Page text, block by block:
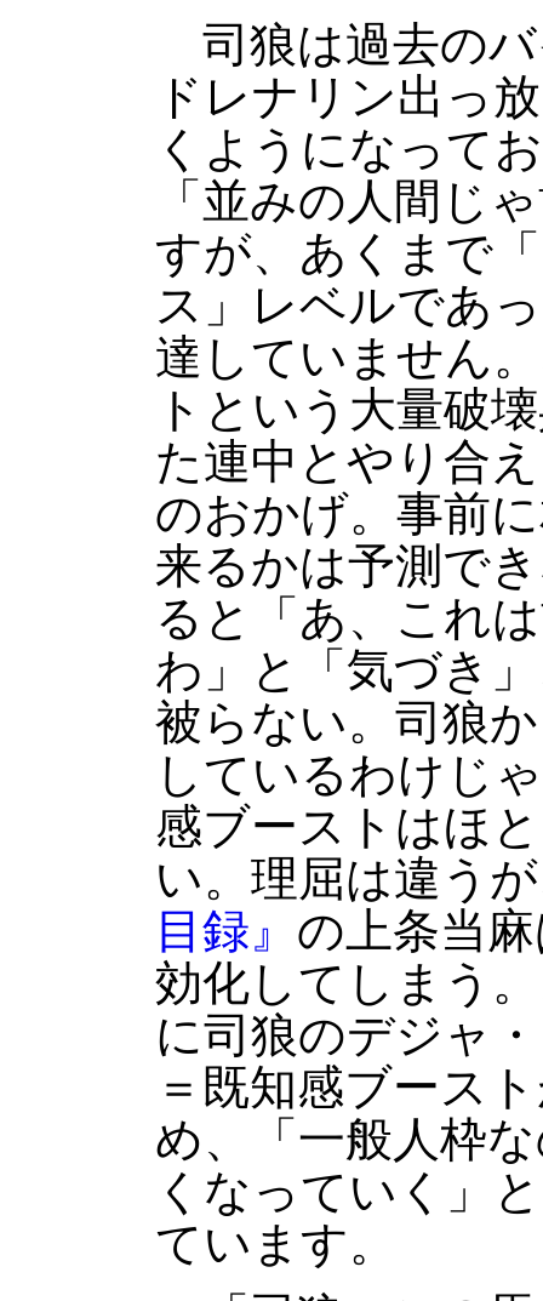
司狼は過去のバ
ドレナリン出っ
くようになって
「並みの人間じ
すが、あくまで
ス」レベルであ
達していません
トという大量破
た連中とやり合
のおかげ。事前
来るかは予測で
ると「あ、これ
わ」と「気づき
被らない。司狼
しているわけじ
感ブーストはほ
い。理屈は違う
目録』 の上条当
効化してしまう
に司狼のデジャ
＝既知感ブース
め、「一般人枠
くなっていく」
ています。